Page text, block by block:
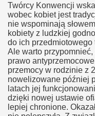
Twórcy Konwencji
wobec kobiet jest
nie wspominają
kobiety z ludzkiej
do ich przedmiotowego
Ale warto
prawo
przemocy w rodzinie z
nowelizowane później
latach jej
dzięki nowej ustawie
lepiej chronione.